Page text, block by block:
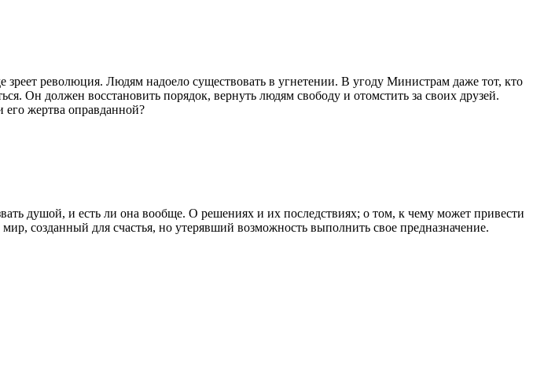
революция. Людям надоело существовать в угнетении. В угоду Министрам даже тот, кто
Он должен восстановить порядок, вернуть людям свободу и отомстить за своих друзей.
жертва оправданной?
душой, и есть ли она вообще. О решениях и их последствиях; о том, к чему может привести
созданный для счастья, но утерявший возможность выполнить свое предназначение.